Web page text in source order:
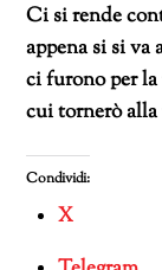
Ci si rende
appena si si
ci furono per la
cui tornerò
Condividi:
X